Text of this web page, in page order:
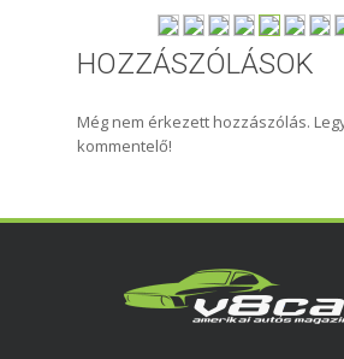
HOZZÁSZÓLÁSOK
Még nem érkezett hozzászólás.
kommentelő!